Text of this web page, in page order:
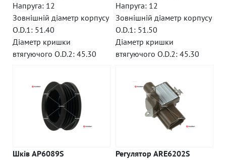
Напруга: 12
Зовнішній діаметр корпусу
O.D.1: 51.40
Діаметр кришки
втягуючого O.D.2: 45.30
Напруга: 12
Зовнішній діаметр корпусу
O.D.1: 51.50
Діаметр кришки
втягуючого O.D.2: 45.30
Шків AP6089S
Регулятор ARE6202S